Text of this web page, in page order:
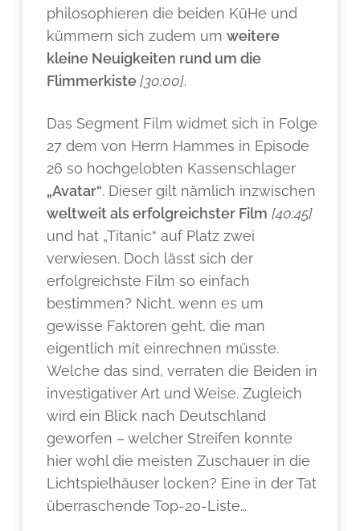
philosophieren die beiden KüHe und
kümmern sich zudem umweitere
kleine Neuigkeiten rund um die
Flimmerkiste[30:00].
Das Segment Film widmet sich in Folge
27 dem von Herrn Hammes in Episode
26 so hochgelobten Kassenschlager
„Avatar“. Dieser gilt nämlich inzwischen
weltweit als erfolgreichster Film [40:45]
und hat „Titanic“ auf Platz zwei
verwiesen. Doch lässt sich der
erfolgreichste Film so einfach
bestimmen? Nicht, wenn es um
gewisse Faktoren geht, die man
eigentlich mit einrechnen müsste.
Welche das sind, verraten die Beiden in
investigativer Art und Weise. Zugleich
wird ein Blick nach Deutschland
geworfen – welcher Streifen konnte
hier wohl die meisten Zuschauer in die
Lichtspielhäuser locken? Eine in der Tat
überraschende Top-20-Liste…